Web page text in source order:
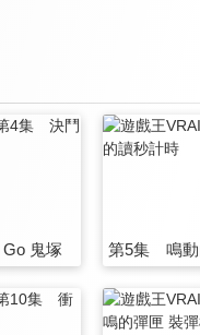
鬼塚 第5集 鳴動